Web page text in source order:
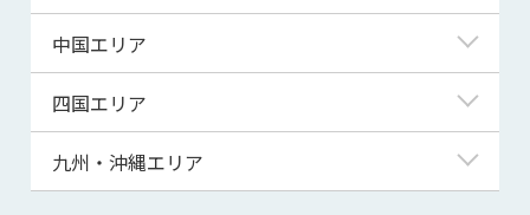
秋田県
山形県
千葉県
茨城県
群馬県
福井県
山梨県
長野県
静岡県
三重県
滋賀県
京都府
大阪府
兵庫県
中国エリア
鳥取県
島根県
四国エリア
徳島県
九州・沖縄エリア